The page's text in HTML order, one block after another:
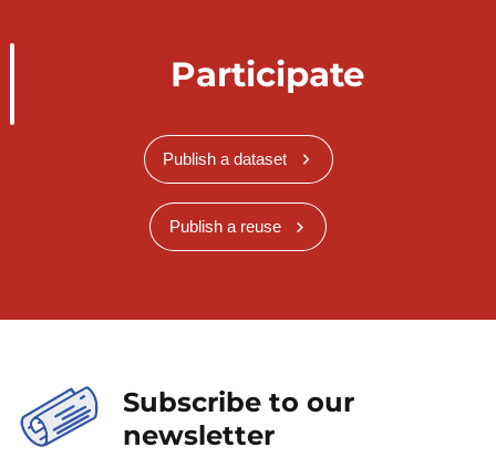
Participate
Publish a dataset
Publish a reuse
Subscribe to our
newsletter